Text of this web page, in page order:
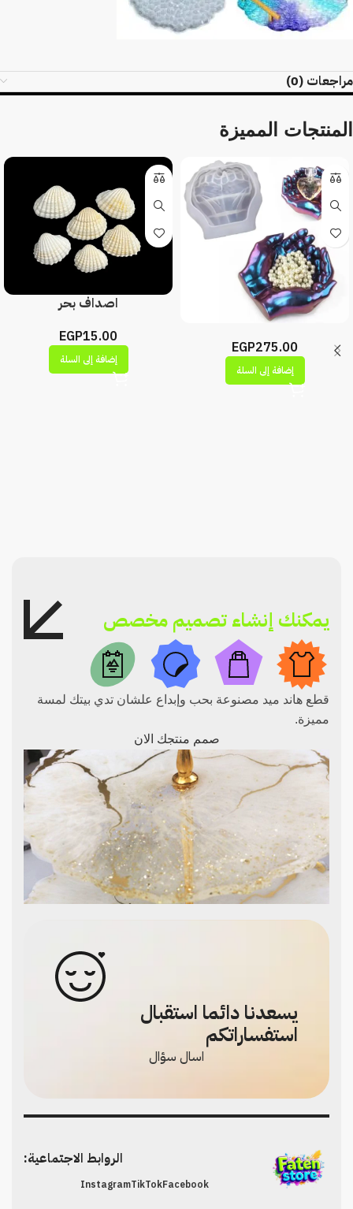
مراجعات (0)
المنتجات المميزة
EGP275.00
إضافة إلى السلة
اصداف بحر
EGP15.00
إضافة إلى السلة
يمكنك إنشاء تصميم مخصص
قطع هاند ميد مصنوعة بحب وإبداع علشان تدي بيتك لمسة
مميزة.
صمم منتجك الان
يسعدنا دائما استقبال
استفساراتكم
اسال سؤال
الروابط الاجتماعية:
Facebook
TikTok
Instagram